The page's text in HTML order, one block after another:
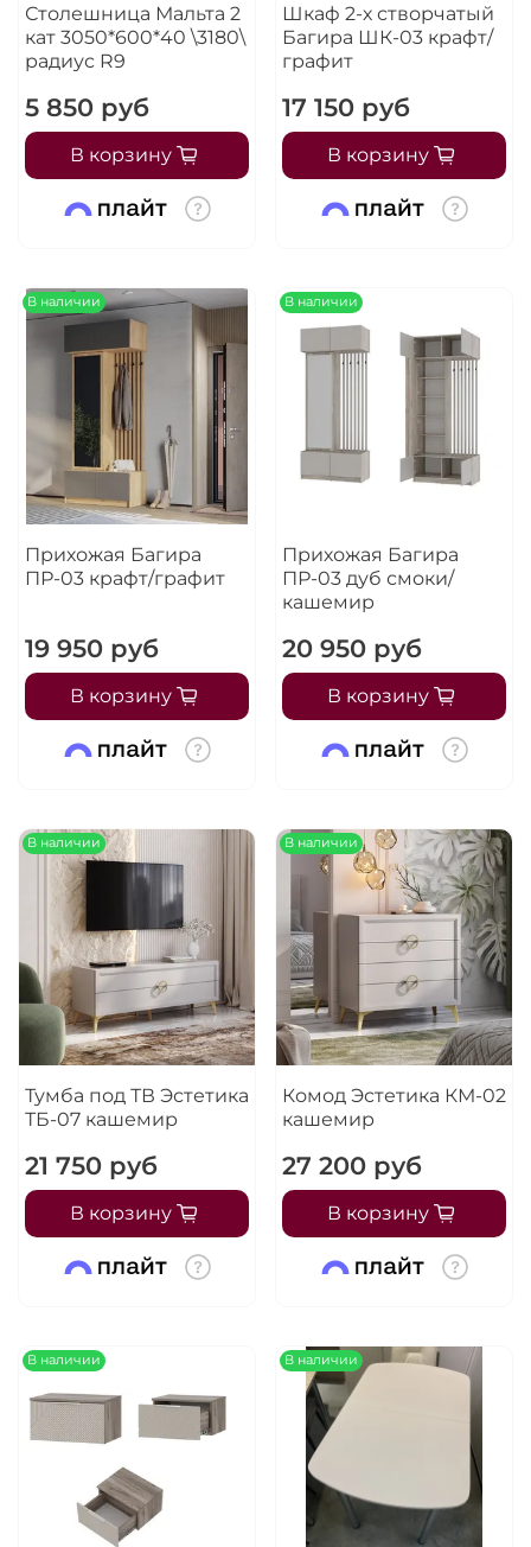
Столешница Мальта 2
кат 3050*600*40 \3180\
радиус R9
5 850 руб
В корзину
Шкаф 2-х створчатый
Багира ШК-03 крафт/
графит
17 150 руб
В корзину
В наличии
Прихожая Багира
ПР-03 крафт/графит
19 950 руб
В корзину
В наличии
Прихожая Багира
ПР-03 дуб смоки/
кашемир
20 950 руб
В корзину
В наличии
Тумба под ТВ Эстетика
ТБ-07 кашемир
21 750 руб
В корзину
В наличии
Комод Эстетика КМ-02
кашемир
27 200 руб
В корзину
В наличии В наличии